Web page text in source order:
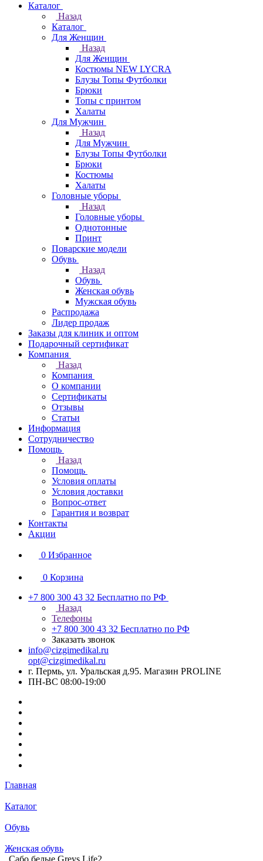
Каталог
Назад
Каталог
Для Женщин
Назад
Для Женщин
Костюмы NEW LYCRA
Блузы Топы Футболки
Брюки
Топы с принтом
Халаты
Для Мужчин
Назад
Для Мужчин
Блузы Топы Футболки
Брюки
Костюмы
Халаты
Головные уборы
Назад
Головные уборы
Однотонные
Принт
Поварские модели
Обувь
Назад
Обувь
Женская обувь
Мужская обувь
Распродажа
Лидер продаж
Заказы для клиник и оптом
Подарочный сертификат
Компания
Назад
Компания
О компании
Сертификаты
Отзывы
Статьи
Информация
Сотрудничество
Помощь
Назад
Помощь
Условия оплаты
Условия доставки
Вопрос-ответ
Гарантия и возврат
Контакты
Акции
0 Избранное
0 Корзина
+7 800 300 43 32 Бесплатно по РФ
Назад
Телефоны
+7 800 300 43 32 Бесплатно по РФ
Заказать звонок
info@cizgimedikal.ru
opt@cizgimedikal.ru
г. Пермь, ул. Уральская д.95. Магазин PROLINE
ПН-ВС 08:00-19:00
Главная
Каталог
Обувь
Женская обувь
Сабо белые Greys Life2